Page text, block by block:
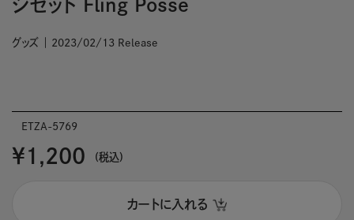
ジセット Fling Posse
グッズ 2023/02/13 Release
ETZA-5769
￥1,200 (税込)
カートに入れる